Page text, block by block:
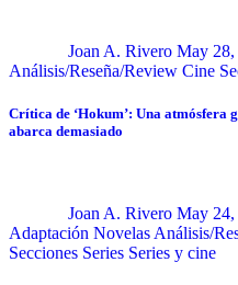
Joan A. Rivero May 28,
Análisis/Reseña/Review Cine
Crítica de ‘Hokum’: Una
abarca demasiado
Joan A. Rivero May 24,
Adaptación Novelas Análisis/
Secciones Series Series y cine